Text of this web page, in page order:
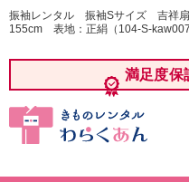
振袖レンタル 振袖Sサイズ 吉祥
155cm 表地：正絹（104-S-
満足度保